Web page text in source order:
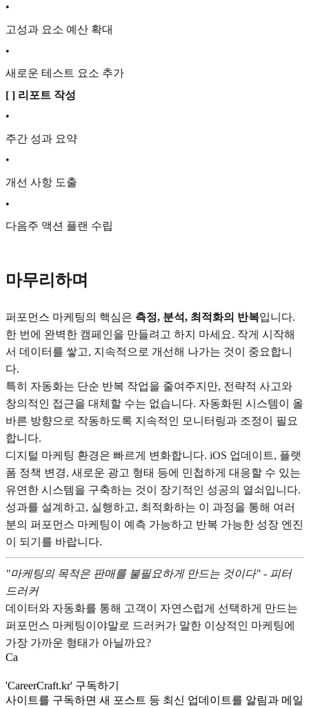
•
고성과 요소 예산 확대
•
새로운 테스트 요소 추가
[ ] 리포트 작성
•
주간 성과 요약
•
개선 사항 도출
•
다음주 액션 플랜 수립
마무리하며
퍼포먼스 마케팅의 핵심은 측정, 분석, 최적화의 반복입니다.
한 번에 완벽한 캠페인을 만들려고 하지 마세요. 작게 시작해
서 데이터를 쌓고, 지속적으로 개선해 나가는 것이 중요합니
다.
특히 자동화는 단순 반복 작업을 줄여주지만, 전략적 사고와
창의적인 접근을 대체할 수는 없습니다. 자동화된 시스템이 올
바른 방향으로 작동하도록 지속적인 모니터링과 조정이 필요
합니다.
디지털 마케팅 환경은 빠르게 변화합니다. iOS 업데이트, 플랫
폼 정책 변경, 새로운 광고 형태 등에 민첩하게 대응할 수 있는
유연한 시스템을 구축하는 것이 장기적인 성공의 열쇠입니다.
성과를 설계하고, 실행하고, 최적화하는 이 과정을 통해 여러
분의 퍼포먼스 마케팅이 예측 가능하고 반복 가능한 성장 엔진
이 되기를 바랍니다.
"마케팅의 목적은 판매를 불필요하게 만드는 것이다" - 피터
드러커
데이터와 자동화를 통해 고객이 자연스럽게 선택하게 만드는
퍼포먼스 마케팅이야말로 드러커가 말한 이상적인 마케팅에
가장 가까운 형태가 아닐까요?
Ca
'CareerCraft.kr' 구독하기
사이트를 구독하면 새 포스트 등 최신 업데이트를 알림과 메일